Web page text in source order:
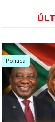
Politica